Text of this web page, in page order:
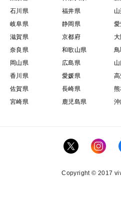
石川県
福井県
岐阜県
静岡県
滋賀県
京都府
奈良県
和歌山県
岡山県
広島県
香川県
愛媛県
佐賀県
長崎県
宮崎県
鹿児島県
Copyright © 2017